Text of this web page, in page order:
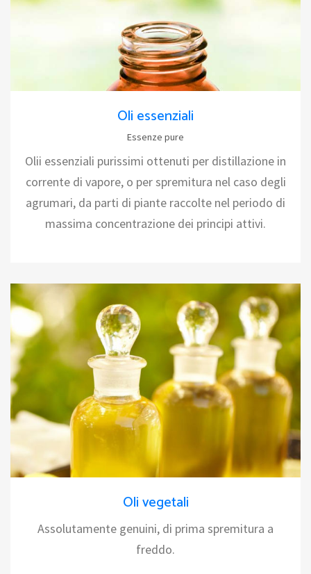
Oli essenziali
Essenze pure
Olii essenziali purissimi ottenuti per distillazione in
corrente di vapore, o per spremitura nel caso degli
agrumari, da parti di piante raccolte nel periodo di
massima concentrazione dei principi attivi.
Oli vegetali
Assolutamente genuini, di prima spremitura a
freddo.